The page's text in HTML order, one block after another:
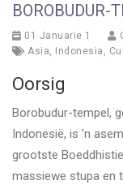
BOROBUDUR-
01 Januarie 1
Asia, Indonesia ,
Oorsig
Borobudur-tempel,
Indonesië, is ’n
grootste
massiewe stupa en